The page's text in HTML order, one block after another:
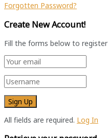
Forgotten Password?
Create New Account!
Fill the forms below to register
All fields are required. Log In